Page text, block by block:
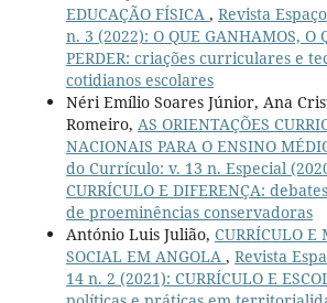
EDUCAÇÃO FÍSICA , Revista
n. 3 (2022): O QUE GANHAMOS, O
PERDER: criações curriculares e
cotidianos escolares
Néri Emílio Soares Júnior, Ana
Romeiro, AS ORIENTAÇÕES
NACIONAIS PARA O ENSINO
do Currículo: v. 13 n. Especial
CURRÍCULO E DIFERENÇA:
de proeminências conservadoras
António Luis Julião, CURRÍCULO E
SOCIAL EM ANGOLA , Revista
14 n. 2 (2021): CURRÍCULO E